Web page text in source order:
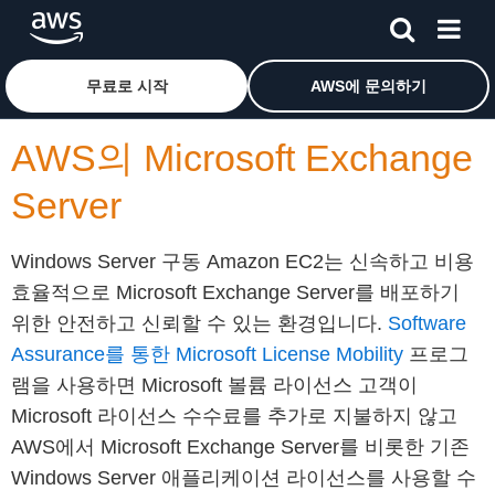
메인 콘텐츠로 건너뛰기Amazon Web Services 홈 페이지로 돌아가려면 여기를 클
무료로 시작 AWS에 문의하기
AWS의 Microsoft Exchange
Server
Windows Server 구동 Amazon EC2는 신속하고 비용
효율적으로 Microsoft Exchange Server를 배포하기
위한 안전하고 신뢰할 수 있는 환경입니다. Software
Assurance를 통한 Microsoft License Mobility 프로그
램을 사용하면 Microsoft 볼륨 라이선스 고객이
Microsoft 라이선스 수수료를 추가로 지불하지 않고
AWS에서 Microsoft Exchange Server를 비롯한 기존
Windows Server 애플리케이션 라이선스를 사용할 수